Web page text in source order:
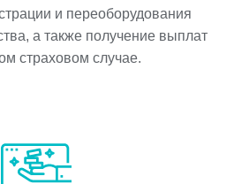
и переоборудования
а также получение выплат
страховом случае.